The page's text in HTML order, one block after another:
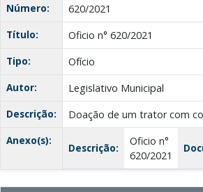
Número:
620/2021
Título:
Oficio n° 620/2021
Tipo:
Ofício
Autor:
Legislativo Municipal
Descrição:
Doação de um trator com
Anexo(s):
Descrição:
Oficio n°
620/2021